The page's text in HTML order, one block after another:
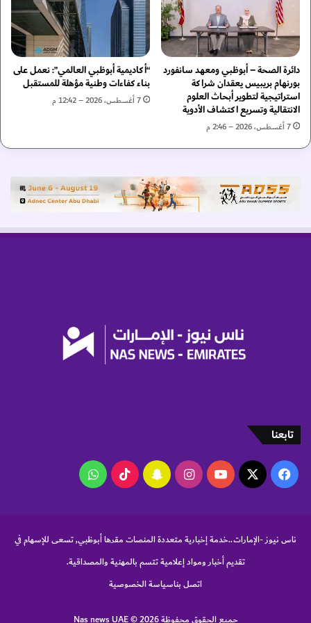
م
د
ي
ن
ة
إ
ك
.
3
8
%
خ
ل
ا
ل
ر
دائرة الصحة – أبوظبي ومعهد سانفورد
بورنهام بريبيس يعقدان شراكة
استراتيجية لتطوير أبحاث العلوم
الانتقالية وتسريع اكتشاف الأدوية
7 أغسطس، 2026 – 2:46 م
“أكاديمية أبوظبي العالمي”: نعمل على
بناء كفاءات وطنية مؤهلة للمستقبل
7 أغسطس، 2026 – 12:42 م
تابعنا
فيسبوك
‫X
‫YouTubeانستقرامسناب ‫TikTok واتساب
ناس نيوز -الإمارات..خدمة إخبارية متعددة المنصات مقرها أبوظبي, تسعى للإسهام في
تقديم أخبار ومواد إعلامية تتسم بالمهنية والمصداقية.
اتصل بناسياسة الخصوصية
جميع الحقوق محفوظة Nas news UAE © 2026